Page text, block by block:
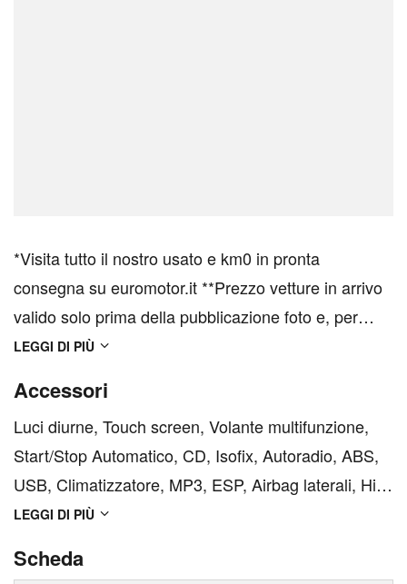
*Visita tutto il nostro usato e km0 in pronta
consegna su euromotor.it **Prezzo vetture in arrivo
valido solo prima della pubblicazione foto e, per
acquisto online o visione in anteprima su
variazioni o spese aggiuntive. Alcune informazioni
potrebb...
LEGGI DI PIÙ
Accessori
Luci diurne, Touch screen, Volante multifunzione,
Start/Stop Automatico, CD, Isofix, Autoradio, ABS,
USB, Climatizzatore, MP3, ESP, Airbag laterali, Hill
Holder, Fari LED, Luci diurne LED, Bluetooth,
Sistema di controllo pressione pneumatici, Airbag
LEGGI DI PIÙ
Scheda